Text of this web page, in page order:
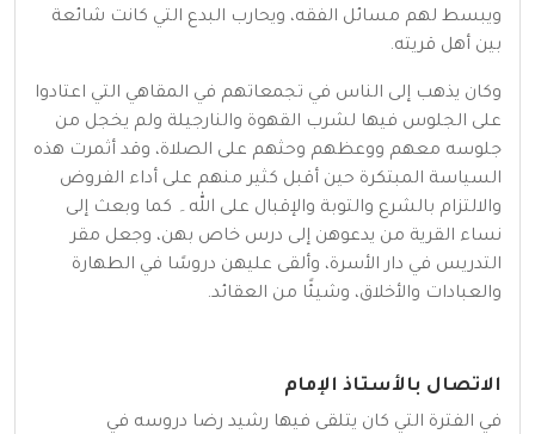
ويبسط لهم مسائل الفقه، ويحارب البدع التي كانت شائعة
بين أهل قريته.
وكان يذهب إلى الناس في تجمعاتهم في المقاهي التي اعتادوا
على الجلوس فيها لشرب القهوة والنارجيلة ولم يخجل من
جلوسه معهم ووعظهم وحثهم على الصلاة، وقد أثمرت هذه
السياسة المبتكرة حين أقبل كثير منهم على أداء الفروض
والالتزام بالشرع والتوبة والإقبال على الله۔ كما وبعث إلى
نساء القرية من يدعوهن إلى درس خاص بهن، وجعل مقر
التدريس في دار الأسرة، وألقى عليهن دروسًا في الطهارة
والعبادات والأخلاق، وشيئًا من العقائد.
الاتصال بالأستاذ الإمام
في الفترة التي كان يتلقى فيها رشيد رضا دروسه في